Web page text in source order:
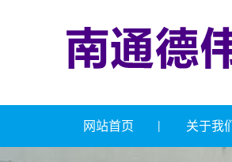
网站首页 关于我们